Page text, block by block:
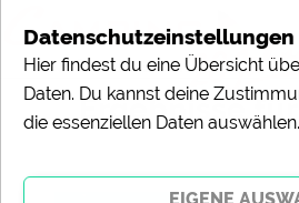
Ergebnisse
Datenschutzeinstellungen
Hier findest du eine Übersicht
Daten. Du kannst deine
die essenziellen Daten auswählen.